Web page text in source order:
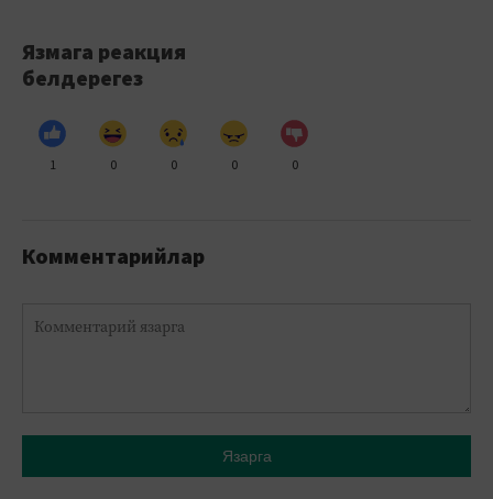
Язмага реакция
белдерегез
1 0 0 0 0
Комментарийлар
Язарга